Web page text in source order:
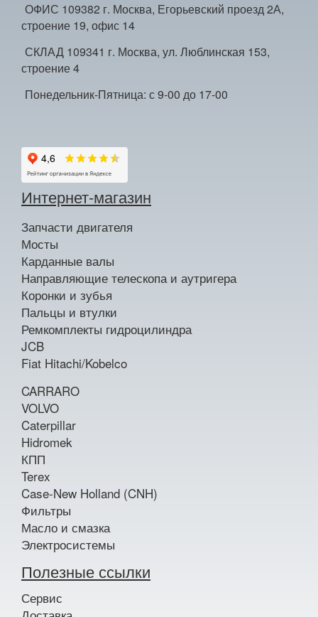
ОФИС 109382 г. Москва, Егорьевский проезд 2А,
строение 19, офис 14
СКЛАД 109341 г. Москва, ул. Люблинская 153,
строение 4
Понедельник-Пятница: с 9-00 до 17-00
Интернет-магазин
Запчасти двигателя
Мосты
Карданные валы
Направляющие телескопа и аутригера
Коронки и зубья
Пальцы и втулки
Ремкомплекты гидроцилиндра
JCB
Fiat Hitachi/Kobelco
CARRARO
VOLVO
Caterpillar
Hidromek
КПП
Terex
Case-New Holland (CNH)
Фильтры
Масло и смазка
Электросистемы
Полезные ссылки
Сервис